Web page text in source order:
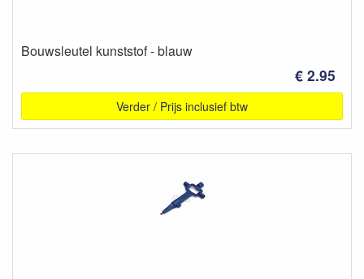
Bouwsleutel kunststof - blauw
€ 2.95
Verder / Prijs inclusief btw